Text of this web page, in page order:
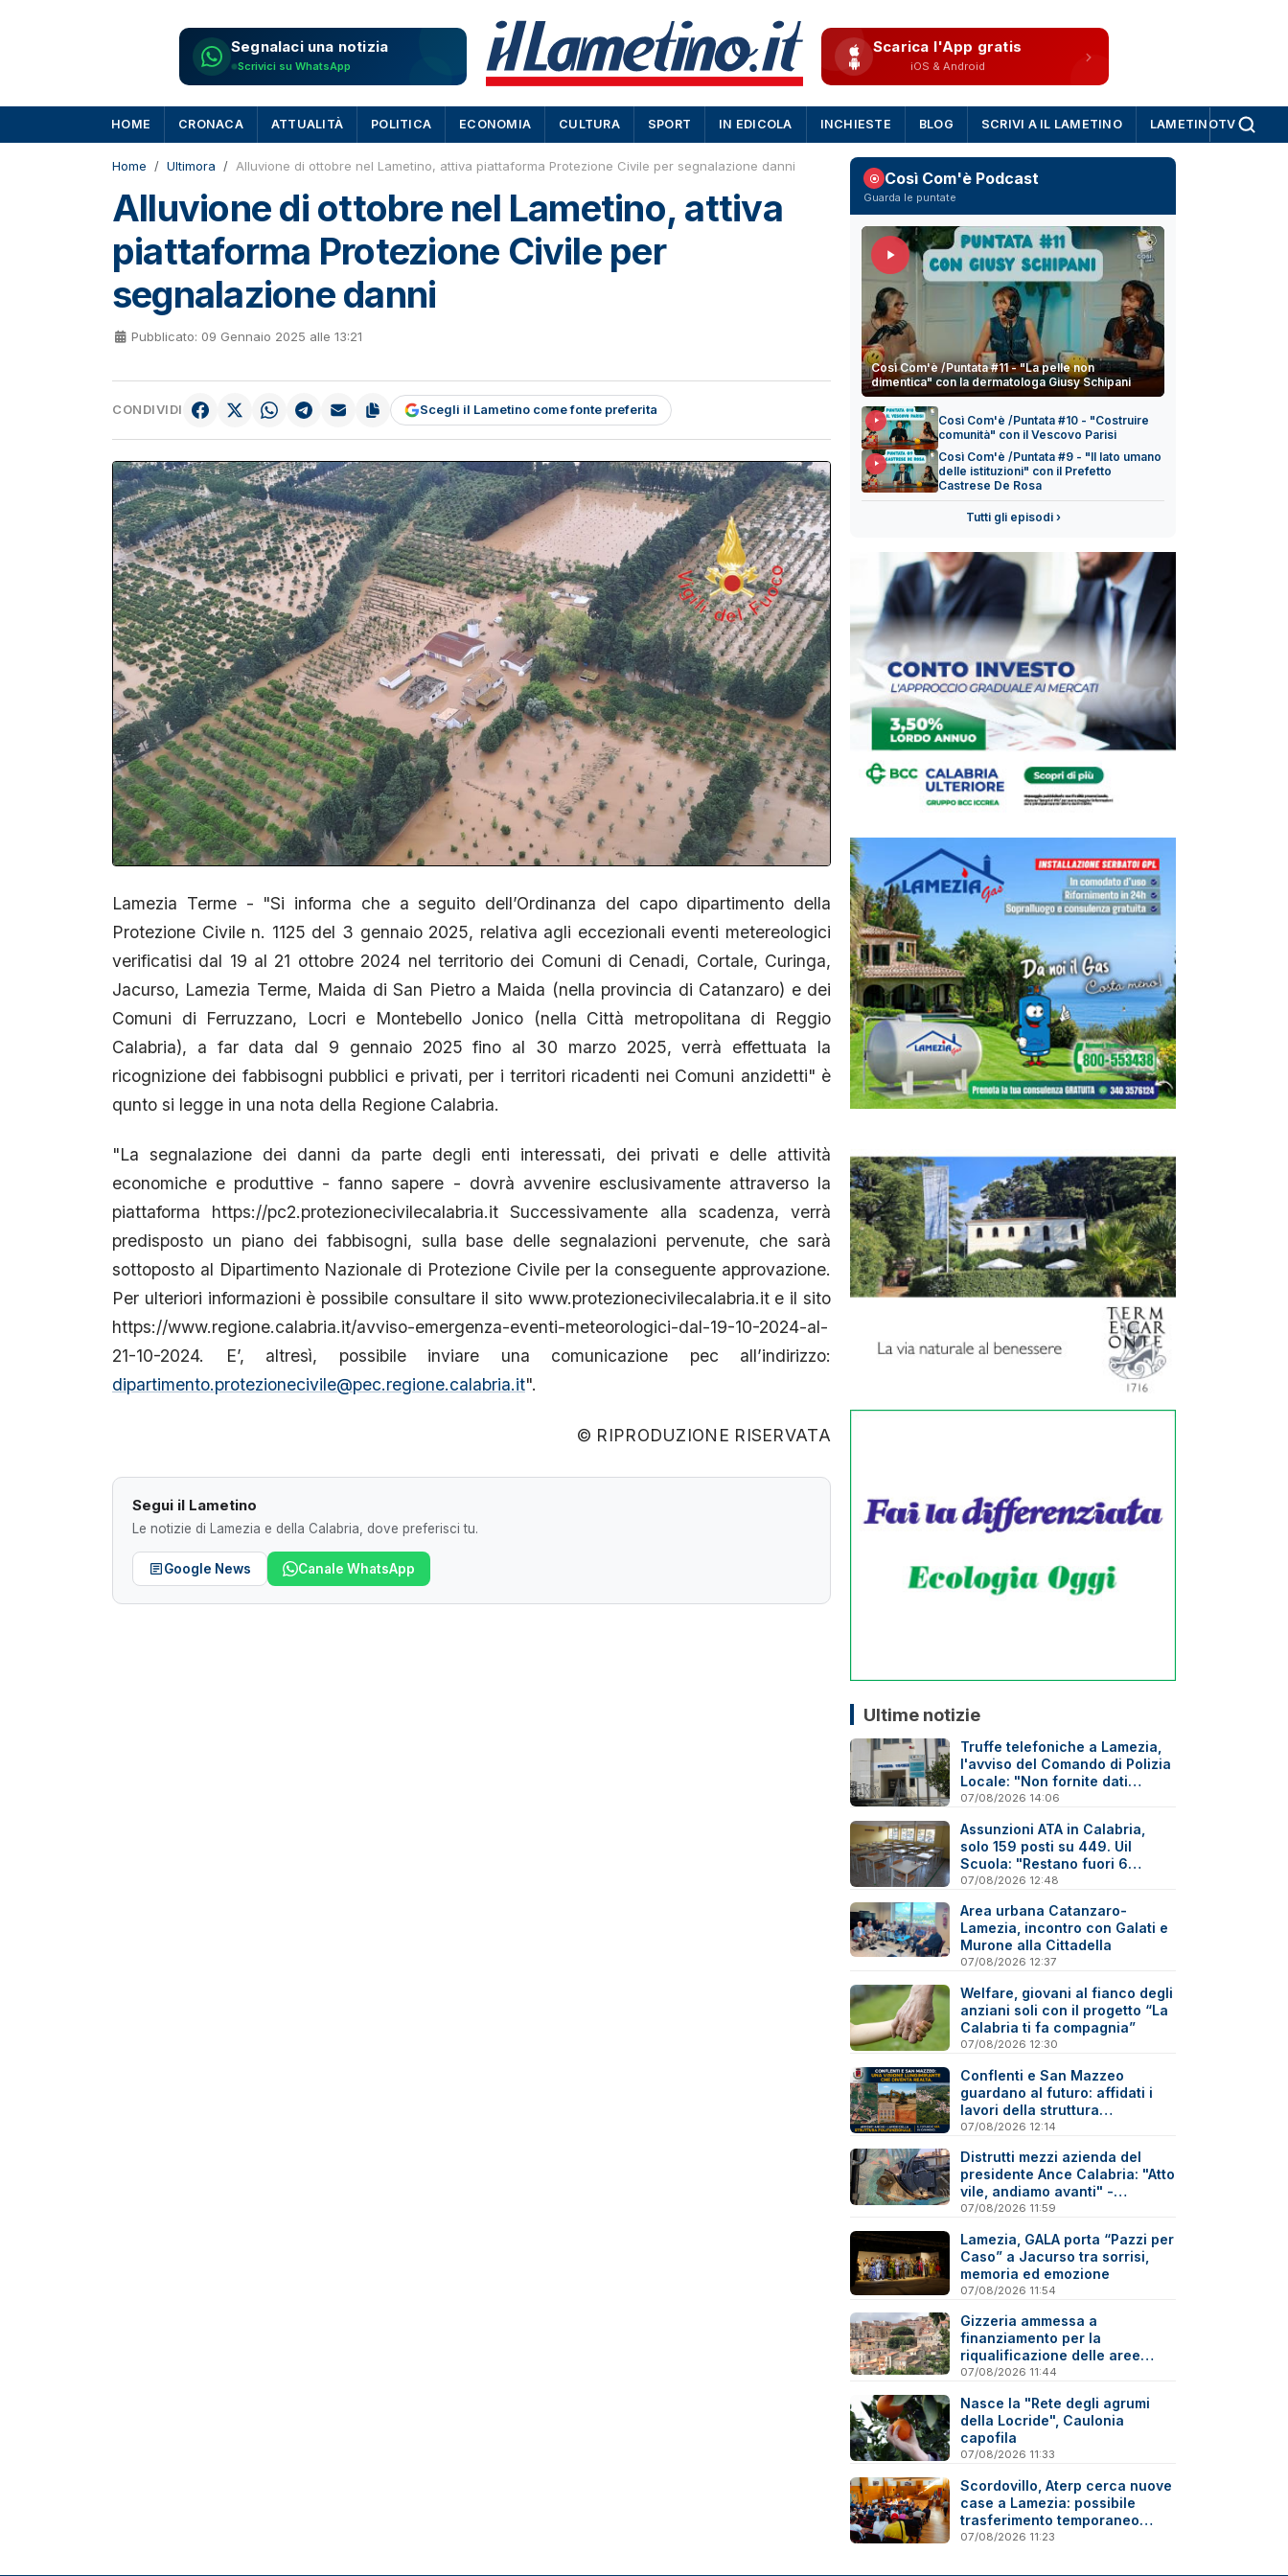
Segnalaci una notizia
Scrivici su WhatsApp
Scarica l'App gratis
iOS & Android
HOME CRONACA ATTUALITÀ POLITICA ECONOMIA CULTURA SPORT IN EDICOLA INCHIESTE BLOG SCRIVI A IL LAMETINO LAMETINOTV
Home Ultimora Alluvione di ottobre nel Lametino, attiva piattaforma Protezione Civile per segnalazione danni
Alluvione di ottobre nel Lametino, attiva
piattaforma Protezione Civile per
segnalazione danni
Pubblicato: 09 Gennaio 2025 alle 13:21
CONDIVIDI Scegli il Lametino come fonte preferita
Lamezia Terme - "Si informa che a seguito dell’Ordinanza del capo dipartimento della
Protezione Civile n. 1125 del 3 gennaio 2025, relativa agli eccezionali eventi metereologici
verificatisi dal 19 al 21 ottobre 2024 nel territorio dei Comuni di Cenadi, Cortale, Curinga,
Jacurso, Lamezia Terme, Maida di San Pietro a Maida (nella provincia di Catanzaro) e dei
Comuni di Ferruzzano, Locri e Montebello Jonico (nella Città metropolitana di Reggio
Calabria), a far data dal 9 gennaio 2025 fino al 30 marzo 2025, verrà effettuata la
ricognizione dei fabbisogni pubblici e privati, per i territori ricadenti nei Comuni anzidetti" è
qunto si legge in una nota della Regione Calabria.
"La segnalazione dei danni da parte degli enti interessati, dei privati e delle attività
economiche e produttive - fanno sapere - dovrà avvenire esclusivamente attraverso la
piattaforma https://pc2.protezionecivilecalabria.it Successivamente alla scadenza, verrà
predisposto un piano dei fabbisogni, sulla base delle segnalazioni pervenute, che sarà
sottoposto al Dipartimento Nazionale di Protezione Civile per la conseguente approvazione.
Per ulteriori informazioni è possibile consultare il sito www.protezionecivilecalabria.it e il sito
https://www.regione.calabria.it/avviso-emergenza-eventi-meteorologici-dal-19-10-2024-al-
21-10-2024. E’, altresì, possibile inviare una comunicazione pec all’indirizzo:
dipartimento.protezionecivile@pec.regione.calabria.it".
© RIPRODUZIONE RISERVATA
Segui il Lametino
Le notizie di Lamezia e della Calabria, dove preferisci tu.
Google News Canale WhatsApp
Così Com'è Podcast
Guarda le puntate
Così Com'è /Puntata #11 - "La pelle non
dimentica" con la dermatologa Giusy Schipani
Così Com'è /Puntata #10 - "Costruire
comunità" con il Vescovo Parisi
Così Com'è /Puntata #9 - "Il lato umano
delle istituzioni" con il Prefetto
Castrese De Rosa
Tutti gli episodi ›
Ultime notizie
Truffe telefoniche a Lamezia,
l'avviso del Comando di Polizia
Locale: "Non fornite dati
personali"
07/08/2026 14:06
Assunzioni ATA in Calabria,
solo 159 posti su 449. Uil
Scuola: "Restano fuori 6
precari su 10"
07/08/2026 12:48
Area urbana Catanzaro-
Lamezia, incontro con Galati e
Murone alla Cittadella
07/08/2026 12:37
Welfare, giovani al fianco degli
anziani soli con il progetto “La
Calabria ti fa compagnia”
07/08/2026 12:30
Conflenti e San Mazzeo
guardano al futuro: affidati i
lavori della struttura
polifunzionale
07/08/2026 12:14
Distrutti mezzi azienda del
presidente Ance Calabria: "Atto
vile, andiamo avanti" -
Reazioni
07/08/2026 11:59
Lamezia, GALA porta “Pazzi per
Caso” a Jacurso tra sorrisi,
memoria ed emozione
07/08/2026 11:54
Gizzeria ammessa a
finanziamento per la
riqualificazione delle aree
degradate
07/08/2026 11:44
Nasce la "Rete degli agrumi
della Locride", Caulonia
capofila
07/08/2026 11:33
Scordovillo, Aterp cerca nuove
case a Lamezia: possibile
trasferimento temporaneo
nell’hinterland per alcune
07/08/2026 11:23